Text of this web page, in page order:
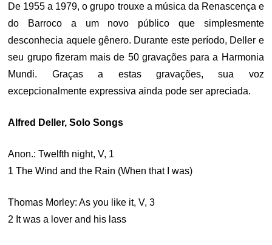
De 1955 a 1979, o grupo trouxe a música da Renascença e
do Barroco a um novo público que simplesmente
desconhecia aquele gênero. Durante este período, Deller e
seu grupo fizeram mais de 50 gravações para a Harmonia
Mundi. Graças a estas gravações, sua voz
excepcionalmente expressiva ainda pode ser apreciada.
Alfred Deller, Solo Songs
Anon.: Twelfth night, V, 1
1 The Wind and the Rain (When that I was)
Thomas Morley: As you like it, V, 3
2 It was a lover and his lass